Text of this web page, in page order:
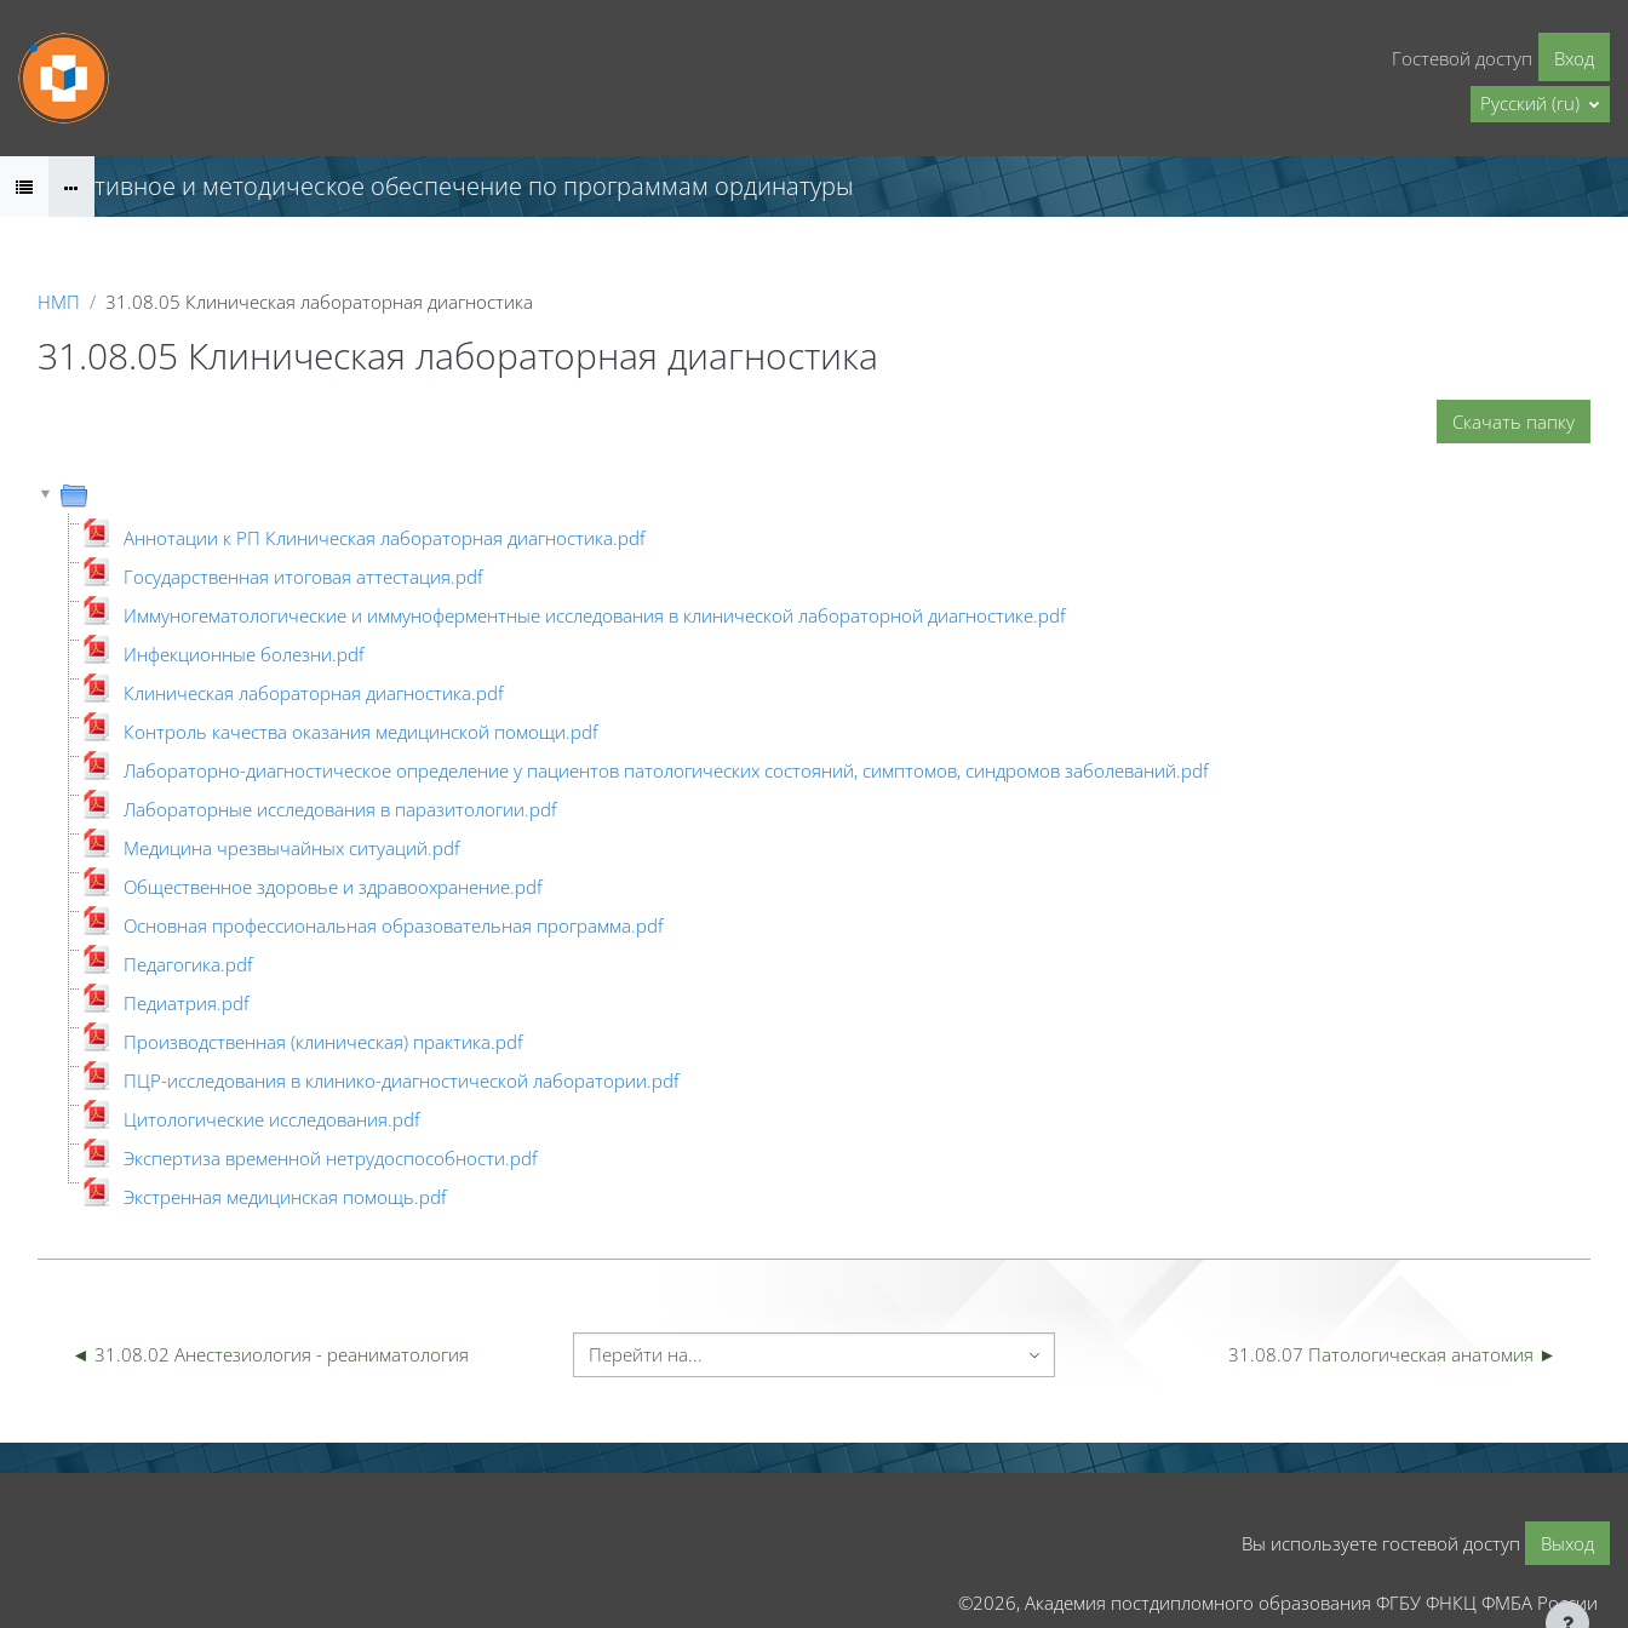
Гостевой доступ
Вход
Русский ‎(ru)‎
Нормативное и методическое обеспечение по программам ординатуры
НМП 31.08.05 Клиническая лабораторная диагностика
31.08.05 Клиническая лабораторная диагностика
Скачать папку
Аннотации к РП Клиническая лабораторная диагностика.pdf
Государственная итоговая аттестация.pdf
Иммуногематологические и иммуноферментные исследования в клинической лабораторной диагностике.pdf
Инфекционные болезни.pdf
Клиническая лабораторная диагностика.pdf
Контроль качества оказания медицинской помощи.pdf
Лабораторно-диагностическое определение у пациентов патологических состояний, симптомов, синдромов заболеваний.pdf
Лабораторные исследования в паразитологии.pdf
Медицина чрезвычайных ситуаций.pdf
Общественное здоровье и здравоохранение.pdf
Основная профессиональная образовательная программа.pdf
Педагогика.pdf
Педиатрия.pdf
Производственная (клиническая) практика.pdf
ПЦР-исследования в клинико-диагностической лаборатории.pdf
Цитологические исследования.pdf
Экспертиза временной нетрудоспособности.pdf
Экстренная медицинская помощь.pdf
◄ 31.08.02 Анестезиология - реаниматология Перейти на... 31.08.07 Патологическая анатомия ►
Вы используете гостевой доступ Выход
©2026, Академия постдипломного образования ФГБУ ФНКЦ ФМБА России